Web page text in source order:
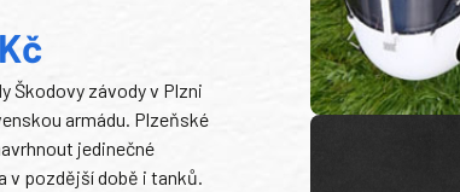
Škodovy závody v Plzni
armádu. Plzeňské
jedinečné
pozdější době i tanků.